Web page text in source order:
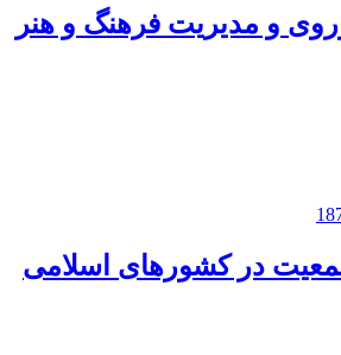
و مدیریت فرهنگ و هنر
در کشورهای اسلامی